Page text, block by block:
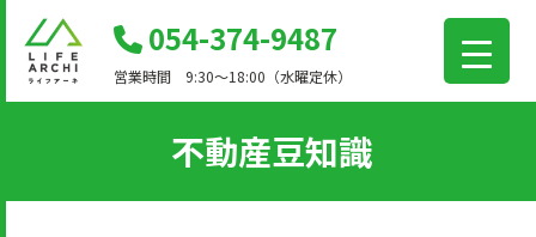
054-374-9487
営業時間 9:30～18:00（水曜定休）
不動産豆知識